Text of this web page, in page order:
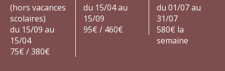
(hors vacances
scolaires)
du 15/09 au
15/04
75€ / 380€
du 15/04 au
15/09
95€ / 460€
du 01/07 au
31/07
580€ la
semaine